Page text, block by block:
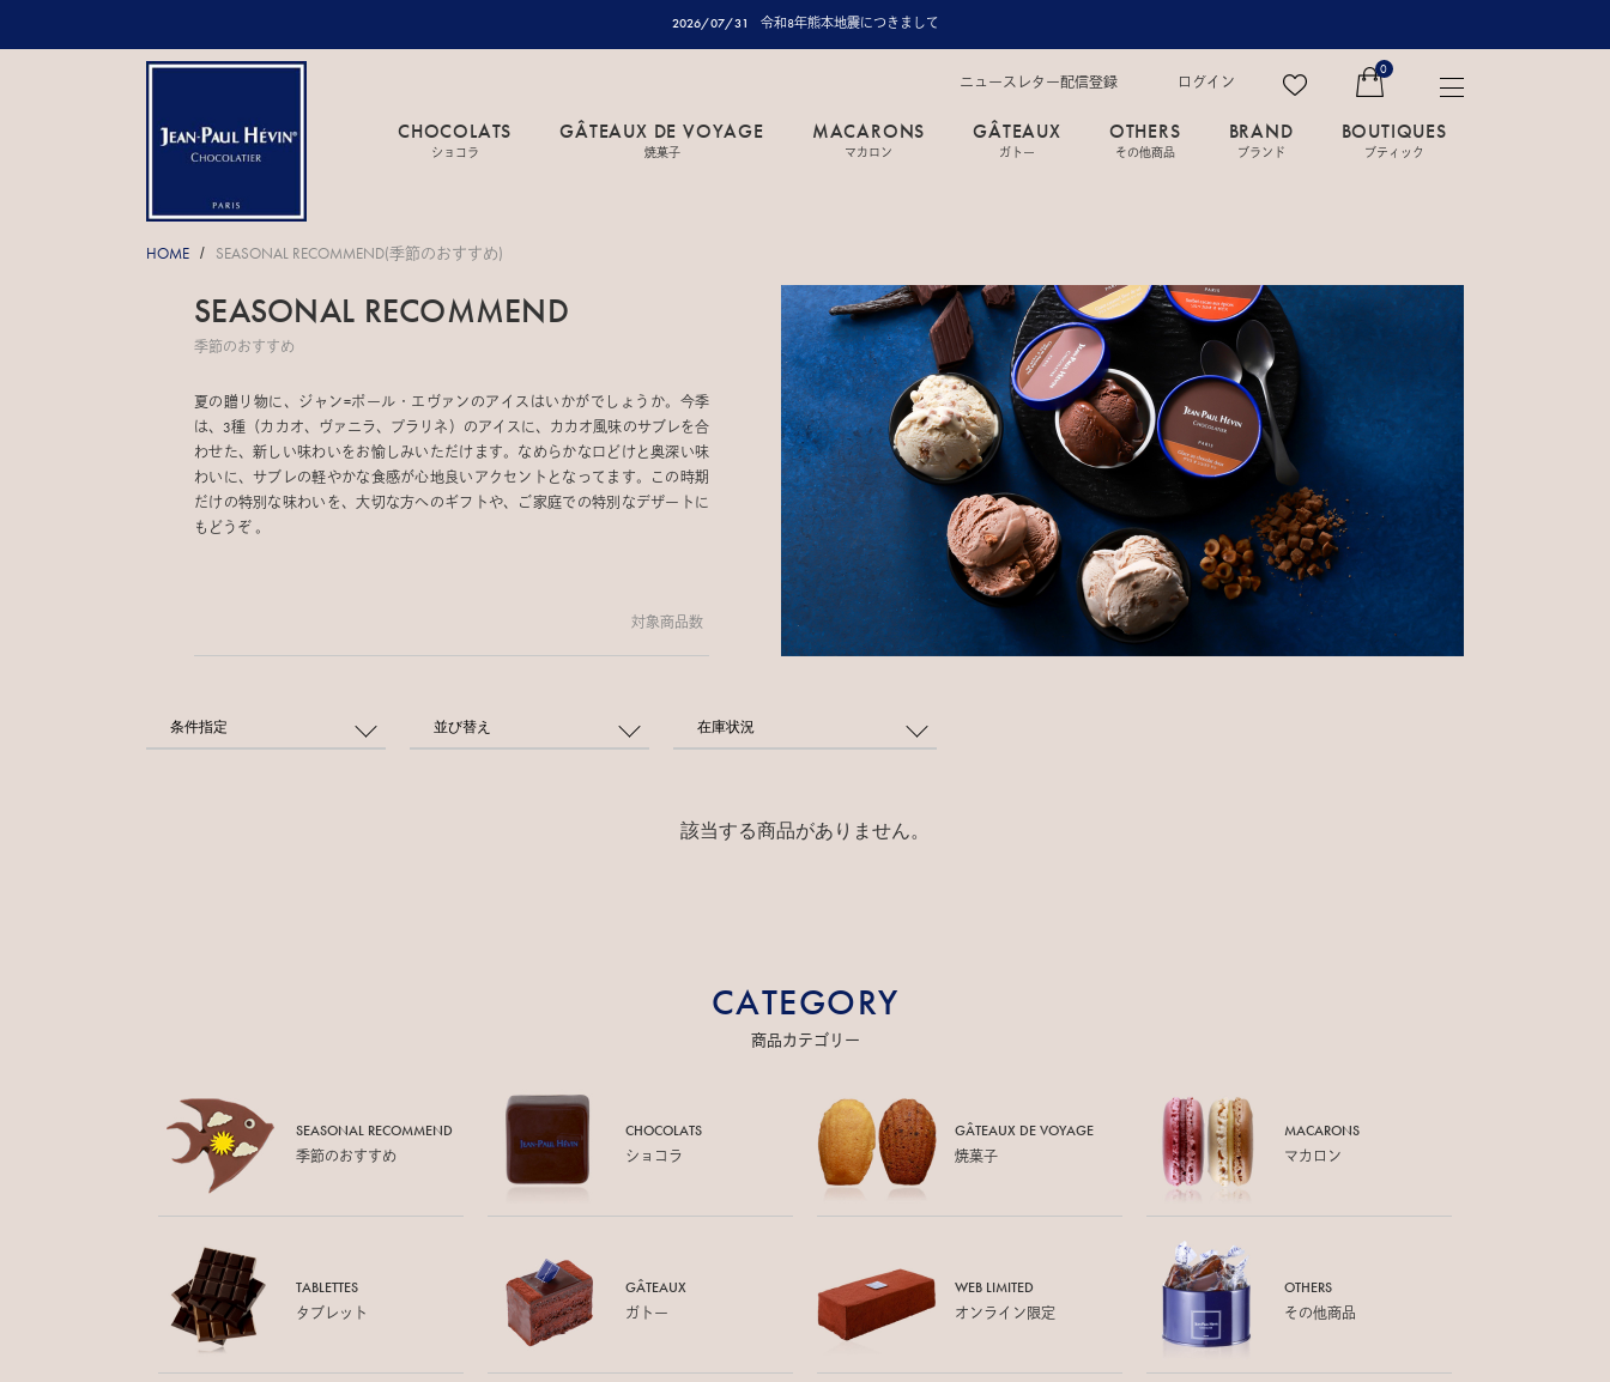
2026/07/31 令和8年熊本地震につきまして
ニュースレター配信登録 ログイン
0
CHOCOLATS
ショコラ
GÂTEAUX DE VOYAGE
焼菓子
MACARONS
マカロン
GÂTEAUX
ガトー
OTHERS
その他商品
BRAND
ブランド
BOUTIQUES
ブティック
HOME / SEASONAL RECOMMEND(季節のおすすめ)
SEASONAL RECOMMEND
季節のおすすめ
夏の贈り物に、ジャン=ポール・エヴァンのアイスはいかがでしょうか。今季
は、3種（カカオ、ヴァニラ、プラリネ）のアイスに、カカオ風味のサブレを合
わせた、新しい味わいをお愉しみいただけます。なめらかな口どけと奥深い味
わいに、サブレの軽やかな食感が心地良いアクセントとなってます。この時期
だけの特別な味わいを、大切な方へのギフトや、ご家庭での特別なデザートに
もどうぞ 。
対象商品数
条件指定 並び替え 在庫状況
該当する商品がありません。
CATEGORY
商品カテゴリー
SEASONAL RECOMMEND
季節のおすすめ
CHOCOLATS
ショコラ
GÂTEAUX DEVOYAGE
焼菓子
MACARONS
マカロン
TABLETTES
タブレット
GÂTEAUX
ガトー
WEB LIMITED
オンライン限定
OTHERS
その他商品